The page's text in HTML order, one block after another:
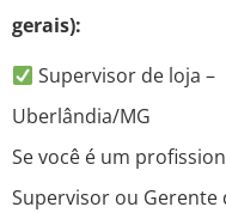
gerais):
Supervisor de loja –
Uberlândia/
Se você é um
Supervisor ou Gerente